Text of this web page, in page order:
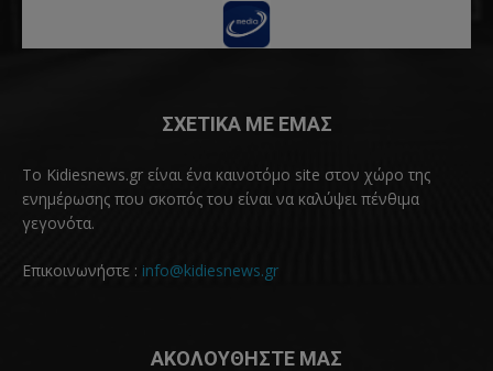
ΣΧΕΤΙΚΑ ΜΕ ΕΜΑΣ
Το Kidiesnews.gr είναι ένα καινοτόμο site στον χώρο της
ενημέρωσης που σκοπός του είναι να καλύψει πένθιμα
γεγονότα.
Επικοινωνήστε : info@kidiesnews.gr
ΑΚΟΛΟΥΘΗΣΤΕ ΜΑΣ